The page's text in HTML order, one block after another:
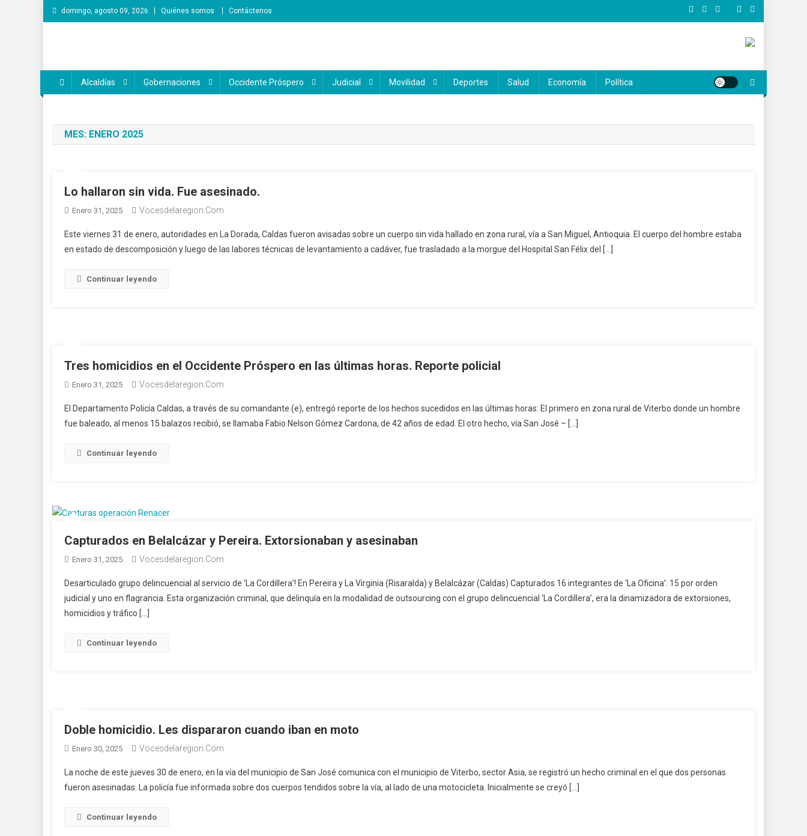
Saltar
al
domingo, agosto 09, 2026 Quiénes somos Contáctenos
Alcaldías Gobernaciones Occidente Próspero Judicial Movilidad Deportes Salud Economía Política
MES: ENERO 2025
Lo hallaron sin vida. Fue asesinado.
Enero 31, 2025 Vocesdelaregion.com
Este viernes 31 de enero, autoridades en La Dorada, Caldas fueron avisadas sobre un cuerpo sin vida hallado en zona rural, vía a San Miguel, Antioquia. El cuerpo del hombre estaba
en estado de descomposición y luego de las labores técnicas de levantamiento a cadáver, fue trasladado a la morgue del Hospital San Félix del […]
Continuar leyendo
Tres homicidios en el Occidente Próspero en las últimas horas. Reporte policial
Enero 31, 2025 Vocesdelaregion.com
El Departamento Policía Caldas, a través de su comandante (e), entregó reporte de los hechos sucedidos en las últimas horas: El primero en zona rural de Viterbo donde un hombre
fue baleado, al menos 15 balazos recibió, se llamaba Fabio Nelson Gómez Cardona, de 42 años de edad. El otro hecho, vía San José – […]
Continuar leyendo
Capturados en Belalcázar y Pereira. Extorsionaban y asesinaban
Enero 31, 2025 Vocesdelaregion.com
Desarticulado grupo delincuencial al servicio de ‘La Cordillera’! En Pereira y La Virginia (Risaralda) y Belalcázar (Caldas) Capturados 16 integrantes de ‘La Oficina’: 15 por orden
judicial y uno en flagrancia. Esta organización criminal, que delinquía en la modalidad de outsourcing con el grupo delincuencial ‘La Cordillera’, era la dinamizadora de extorsiones,
homicidios y tráfico […]
Continuar leyendo
Doble homicidio. Les dispararon cuando iban en moto
Enero 30, 2025 Vocesdelaregion.com
La noche de este jueves 30 de enero, en la vía del municipio de San José comunica con el municipio de Viterbo, sector Asia, se registró un hecho criminal en el que dos personas
fueron asesinadas. La policía fue informada sobre dos cuerpos tendidos sobre la vía, al lado de una motocicleta. Inicialmente se creyó […]
Continuar leyendo